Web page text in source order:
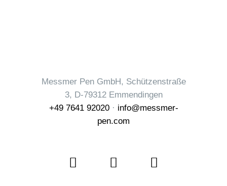
Messmer Pen GmbH, Schützenstraße
3, D-79312 Emmendingen
+49 7641 92020· info@messmer-
pen.com